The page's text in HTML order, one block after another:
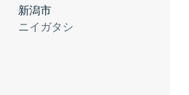
新潟市
ニイガタシ